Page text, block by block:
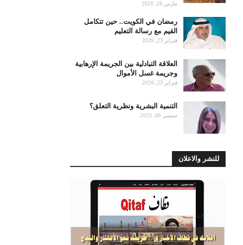
مارس 26, 2026
رمضان في الكويت.. حين تتكامل
القيم مع رسالة التعليم
فبراير 23, 2026
العلاقة التبادلية بين الجريمة الإرهابية
وجريمة غسل الأموال
فبراير 23, 2026
التنمية البشرية ونظرية التعلق؟
سبتمبر 06, 2025
للنشر والاعلان